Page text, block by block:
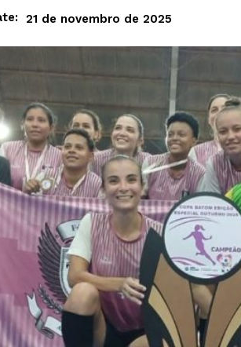
21 de novembro de 2025